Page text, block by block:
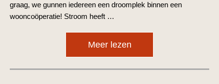
graag, we gunnen iedereen een droomplek binnen een
wooncoöperatie! Stroom heeft …
Meer lezen